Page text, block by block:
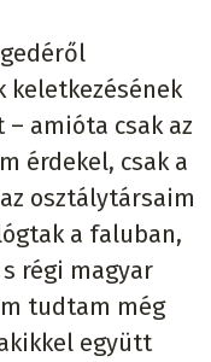
keletkezésének
amióta csak az
érdekel, csak a
osztálytársaim
a faluban,
régi magyar
tudtam még
együtt